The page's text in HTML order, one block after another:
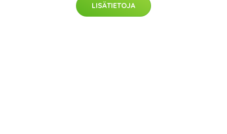
LISÄTIETOJA